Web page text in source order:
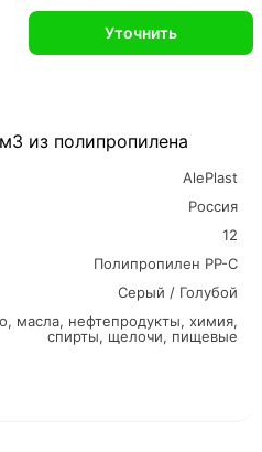
из полипропилена
AlePlast
Россия
12
Полипропилен PP-C
Серый / Голубой
масла, нефтепродукты, химия,
спирты, щелочи, пищевые
Уточнить